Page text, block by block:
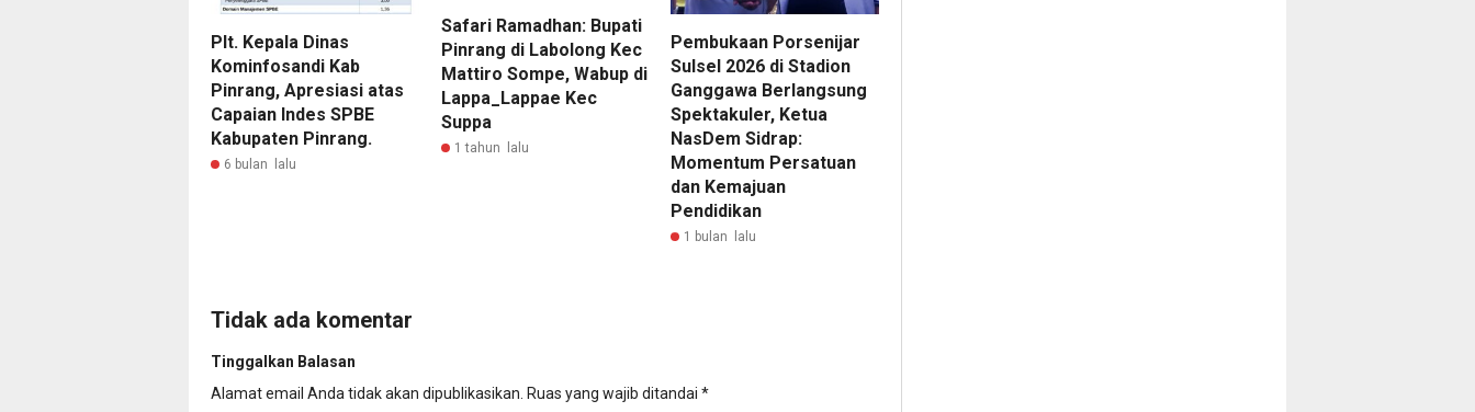
Plt. Kepala Dinas
Kominfosandi Kab
Pinrang, Apresiasi atas
Capaian Indes SPBE
Kabupaten Pinrang.
6 bulan lalu
Safari Ramadhan: Bupati
Pinrang di Labolong Kec
Mattiro Sompe, Wabup di
Lappa_Lappae Kec
Suppa
1 tahun lalu
Pembukaan Porsenijar
Sulsel 2026 di Stadion
Ganggawa Berlangsung
Spektakuler, Ketua
NasDem Sidrap:
Momentum Persatuan
dan Kemajuan
Pendidikan
1 bulan lalu
Tidak ada komentar
Tinggalkan Balasan
Alamat email Anda tidak akan dipublikasikan. Ruas yang wajib ditandai *